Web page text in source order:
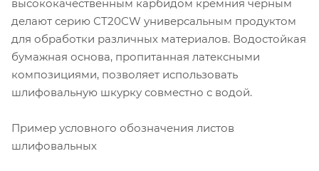
высококачественным карбидом кремния черным
делают серию СT20CW универсальным продуктом
для обработки различных материалов. Водостойкая
бумажная основа, пропитанная латексными
композициями, позволяет использовать
шлифовальную шкурку совместно с водой.
Пример условного обозначения листов
шлифовальных